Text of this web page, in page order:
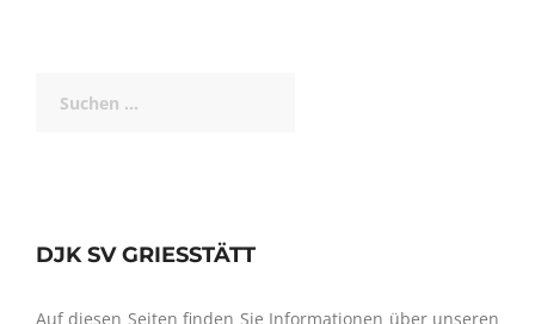
nach:
DJK SV GRIESSTÄTT
Auf diesen Seiten finden Sie Informationen über unseren